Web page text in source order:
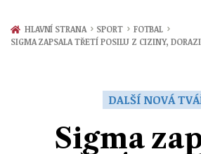
Zprávy
Ekonomika
HLAVNÍ STRANA › SPORT › FOTBAL ›
SIGMA ZAPSALA TŘETÍ POSILU Z CIZINY,
DALŠÍ NOVÁ
Sigma